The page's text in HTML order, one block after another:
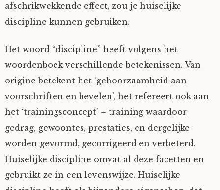
afschrikwekkende effect, zou je huiselijke
discipline kunnen gebruiken.
Het woord “discipline” heeft volgens het
woordenboek verschillende betekenissen. Van
origine betekent het ‘gehoorzaamheid aan
voorschriften en bevelen’, het refereert ook aan
het ‘trainingsconcept’ – training waardoor
gedrag, gewoontes, prestaties, en dergelijke
worden gevormd, gecorrigeerd en verbeterd.
Huiselijke discipline omvat al deze facetten en
gebruikt ze in een levenswijze. Huiselijke